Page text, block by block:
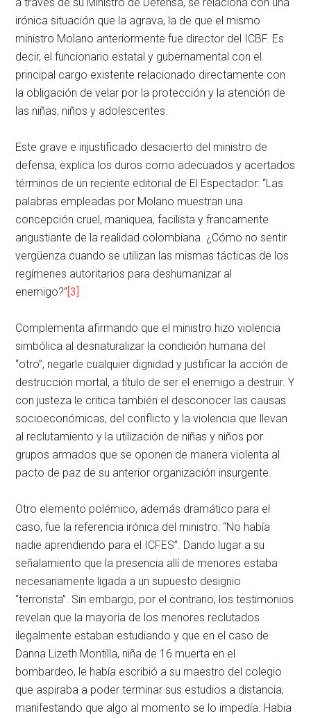
irónica situación que la agrava, la de que el mismo
ministro Molano anteriormente fue director del ICBF. Es
decir, el funcionario estatal y gubernamental con el
principal cargo existente relacionado directamente con
la obligación de velar por la protección y la atención de
las niñas, niños y adolescentes.
Este grave e injustificado desacierto del ministro de
defensa, explica los duros como adecuados y acertados
términos de un reciente editorial de El Espectador: “Las
palabras empleadas por Molano muestran una
concepción cruel, maniquea, facilista y francamente
angustiante de la realidad colombiana. ¿Cómo no sentir
vergüenza cuando se utilizan las mismas tácticas de los
regímenes autoritarios para deshumanizar al
enemigo?”[3]
Complementa afirmando que el ministro hizo violencia
simbólica al desnaturalizar la condición humana del
“otro”, negarle cualquier dignidad y justificar la acción de
destrucción mortal, a título de ser el enemigo a destruir. Y
con justeza le critica también el desconocer las causas
socioeconómicas, del conflicto y la violencia que llevan
al reclutamiento y la utilización de niñas y niños por
grupos armados que se oponen de manera violenta al
pacto de paz de su anterior organización insurgente.
Otro elemento polémico, además dramático para el
caso, fue la referencia irónica del ministro: “No había
nadie aprendiendo para el ICFES”. Dando lugar a su
señalamiento que la presencia allí de menores estaba
necesariamente ligada a un supuesto designio
“terrorista”. Sin embargo, por el contrario, los testimonios
revelan que la mayoría de los menores reclutados
ilegalmente estaban estudiando y que en el caso de
Danna Lizeth Montilla, niña de 16 muerta en el
bombardeo, le había escribió a su maestro del colegio
que aspiraba a poder terminar sus estudios a distancia,
manifestando que algo al momento se lo impedía. Habia